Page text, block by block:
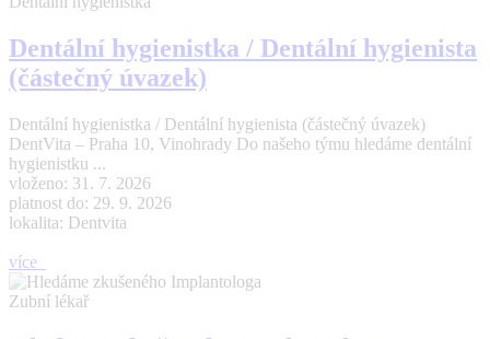
Dentální hygienistka / Dentální hygienista
(částečný úvazek)
Dentální hygienistka / Dentální hygienista (částečný úvazek)
DentVita – Praha 10, Vinohrady Do našeho týmu hledáme dentální
hygienistku ...
vloženo: 31. 7. 2026
platnost do: 29. 9. 2026
lokalita: Dentvita
více
Zubní lékař